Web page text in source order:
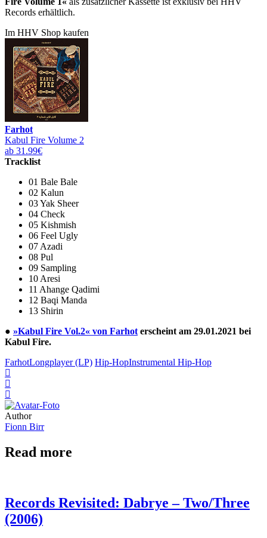
Records erhältlich.
Im HHV Shop kaufen
Farhot
Kabul Fire Volume 2
ab 31.99€
Tracklist
01 Bale Bale
02 Kalun
03 Yak Sheer
04 Check
05 Kishmish
06 Feel Ugly
07 Azadi
08 Pul
09 Sampling
10 Aresi
11 Ahange Qadimi
12 Baqi Manda
13 Shirin
● »Kabul Fire Vol.2« von Farhot erscheint am 29.01.2021 bei
Kabul Fire.
FarhotLongplayer (LP) Hip-HopInstrumental Hip-Hop
Author
Fionn Birr
Read more
Records Revisited: Dabrye – Two/Three
(2006)